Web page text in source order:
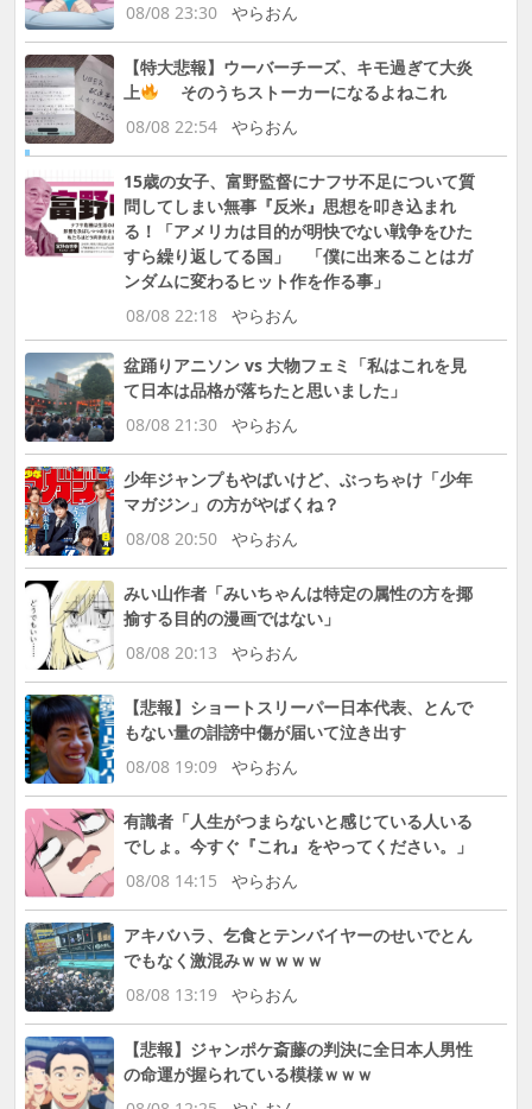
08/08 23:30
やらおん
【特大悲報】ウーバーチーズ、キモ過ぎて大炎
上
そのうちストーカーになるよねこれ
08/08 22:54
やらおん
15歳の女子、富野監督にナフサ不足について質
問してしまい無事『反米』思想を叩き込まれ
る！「アメリカは目的が明快でない戦争をひた
すら繰り返してる国」 「僕に出来ることはガ
ンダムに変わるヒット作を作る事」
08/08 22:18
やらおん
盆踊りアニソン vs 大物フェミ「私はこれを見
て日本は品格が落ちたと思いました」
08/08 21:30
やらおん
少年ジャンプもやばいけど、ぶっちゃけ「少年
マガジン」の方がやばくね？
08/08 20:50
やらおん
みい山作者「みいちゃんは特定の属性の方を揶
揄する目的の漫画ではない」
08/08 20:13
やらおん
【悲報】ショートスリーパー日本代表、とんで
もない量の誹謗中傷が届いて泣き出す
08/08 19:09
やらおん
有識者「人生がつまらないと感じている人いる
でしょ。今すぐ『これ』をやってください。」
08/08 14:15
やらおん
アキバハラ、乞食とテンバイヤーのせいでとん
でもなく激混みｗｗｗｗｗ
08/08 13:19
やらおん
【悲報】ジャンポケ斎藤の判決に全日本人男性
の命運が握られている模様ｗｗｗ